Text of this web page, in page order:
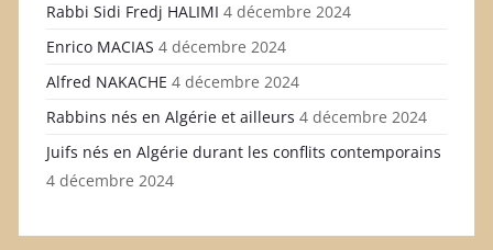
Rabbi Sidi Fredj HALIMI 4 décembre 2024
Enrico MACIAS 4 décembre 2024
Alfred NAKACHE 4 décembre 2024
Rabbins nés en Algérie et ailleurs 4 décembre 2024
Juifs nés en Algérie durant les conflits contemporains
4 décembre 2024